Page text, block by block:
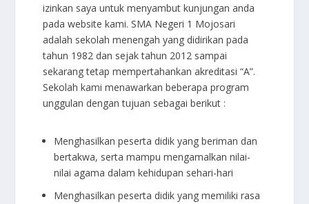
izinkan saya untuk menyambut kunjungan anda
pada website kami. SMA Negeri 1 Mojosari
adalah sekolah menengah yang didirikan pada
tahun 1982 dan sejak tahun 2012 sampai
sekarang tetap mempertahankan akreditasi “A”.
Sekolah kami menawarkan beberapa program
unggulan dengan tujuan sebagai berikut :
Menghasilkan peserta didik yang beriman dan
bertakwa, serta mampu mengamalkan nilai-
nilai agama dalam kehidupan sehari-hari
Menghasilkan peserta didik yang memiliki rasa